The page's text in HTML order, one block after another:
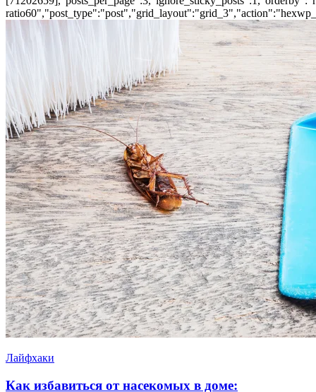
Лайфхаки
Как избавиться от насекомых в доме: